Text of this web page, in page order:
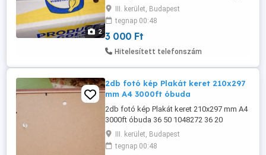
2
előre fizetés után mpl
csomagautomatába +3000ft 36 50 104
8272
III. kerület, Budapest
tegnap 00:48
3 000 Ft
Hitelesített telefonszám
2db fotó kép Plakát keret 210x297
mm A4 3000ft óbuda
2db fotó kép Plakát keret 210x297 mm A4
3000ft óbuda 36 50 1048272 36 20
9491288III. kerület, Budapest
tegnap 00:48